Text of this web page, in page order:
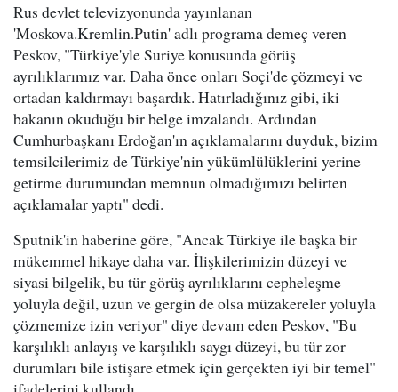
Rus devlet televizyonunda yayınlanan
'Moskova.Kremlin.Putin' adlı programa demeç veren
Peskov, "Türkiye'yle Suriye konusunda görüş
ayrılıklarımız var. Daha önce onları Soçi'de çözmeyi ve
ortadan kaldırmayı başardık. Hatırladığınız gibi, iki
bakanın okuduğu bir belge imzalandı. Ardından
Cumhurbaşkanı Erdoğan'ın açıklamalarını duyduk, bizim
temsilcilerimiz de Türkiye'nin yükümlülüklerini yerine
getirme durumundan memnun olmadığımızı belirten
açıklamalar yaptı" dedi.
Sputnik'in haberine göre, "Ancak Türkiye ile başka bir
mükemmel hikaye daha var. İlişkilerimizin düzeyi ve
siyasi bilgelik, bu tür görüş ayrılıklarını cepheleşme
yoluyla değil, uzun ve gergin de olsa müzakereler yoluyla
çözmemize izin veriyor" diye devam eden Peskov, "Bu
karşılıklı anlayış ve karşılıklı saygı düzeyi, bu tür zor
durumları bile istişare etmek için gerçekten iyi bir temel"